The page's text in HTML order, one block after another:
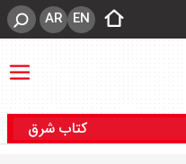
EN
AR
کتاب شرق